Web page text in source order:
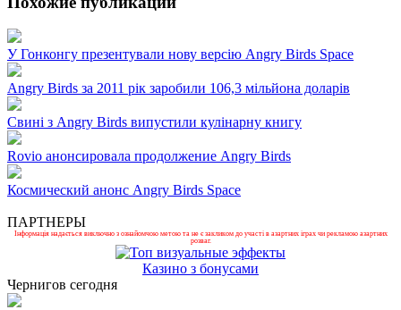
У Гонконгу презентували нову версію Angry Birds Space
Angry Birds за 2011 рік заробили 106,3 мільйона доларів
Свині з Angry Birds випустили кулінарну книгу
Rovio анонсировала продолжение Angry Birds
Космический анонс Angry Birds Space
ПАРТНЕРЫ
Інформація надається виключно з ознайомчою метою та не є закликом до участі в азартних іграх чи рекламою азартних
розваг.
Казино з бонусами
Чернигов сегодня